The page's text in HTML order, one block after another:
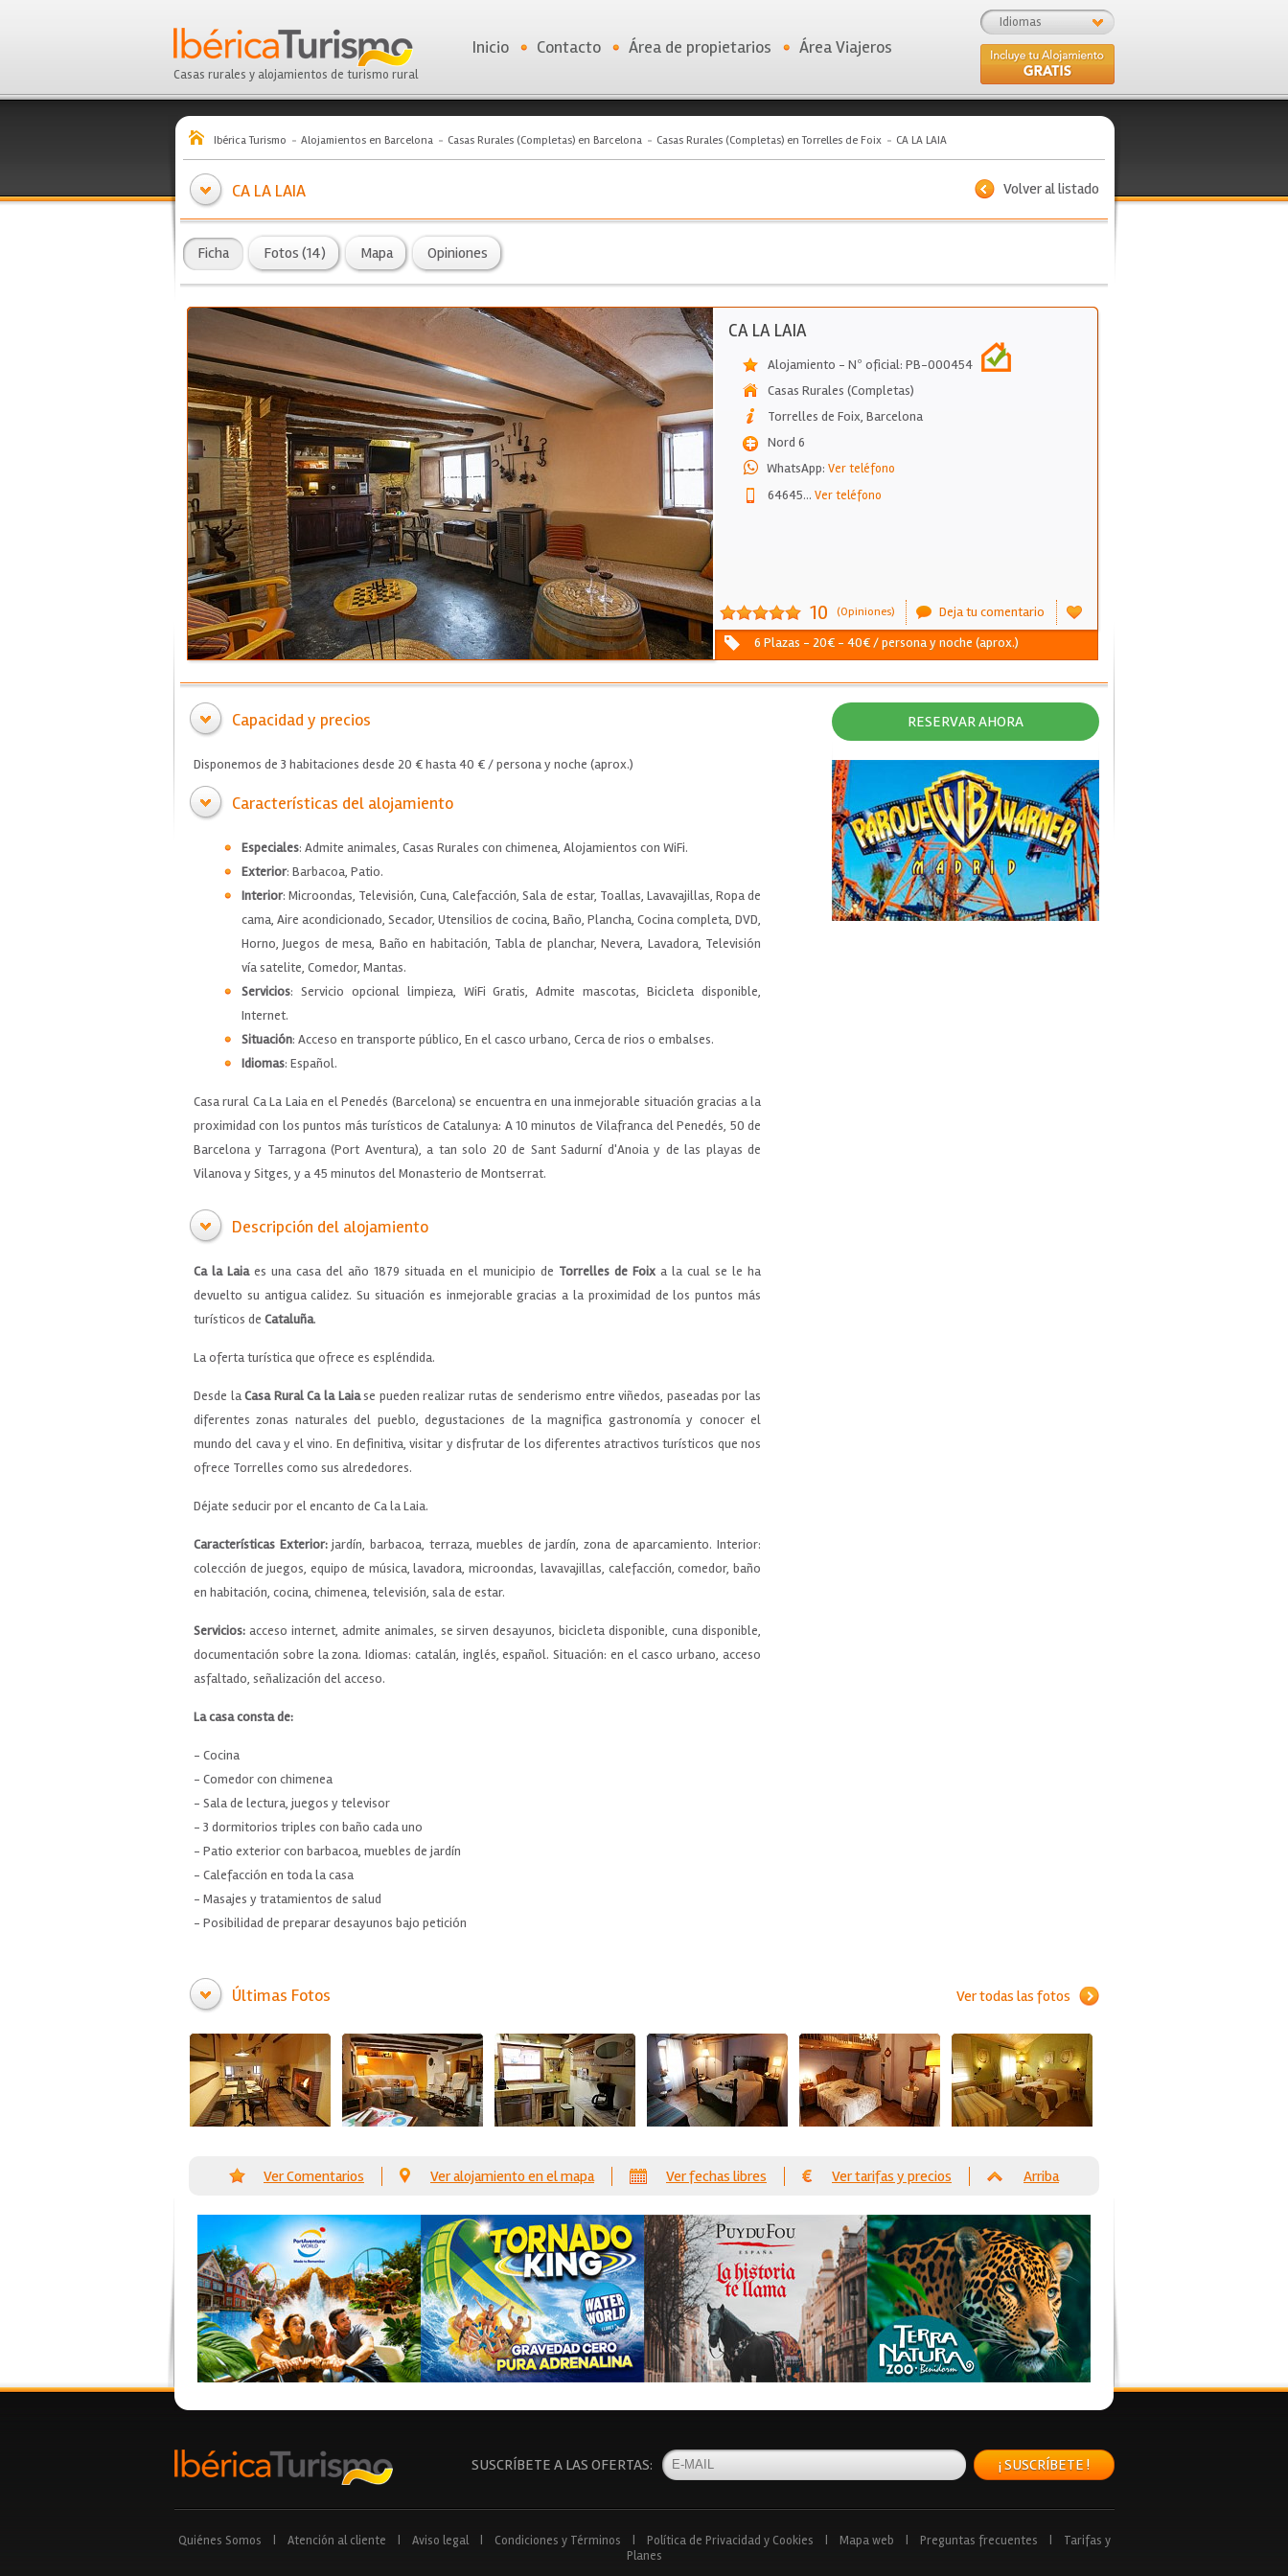
Casas rurales y alojamientos de turismo rural
Idiomas
Inicio Contacto Área de propietarios Área Viajeros
Ibérica Turismo Alojamientos en Barcelona Casas Rurales (Completas) en Barcelona Casas Rurales (Completas) en Torrelles de Foix CA LA LAIA
Volver al listado
CA LA LAIA
Ficha Fotos (14) Mapa Opiniones
CA LA LAIA
Alojamiento - Nº oficial: PB-000454
Casas Rurales (Completas)
Torrelles de Foix, Barcelona
Nord 6
WhatsApp: Ver teléfono
64645... Ver teléfono
10 (Opiniones)
Deja tu comentario
6 Plazas - 20€ - 40€ / persona y noche (aprox.)
Capacidad y precios
Disponemos de 3 habitaciones desde 20 € hasta 40 € / persona y noche (aprox.)
Características del alojamiento
Especiales: Admite animales, Casas Rurales con chimenea, Alojamientos con WiFi.
Exterior: Barbacoa, Patio.
Interior: Microondas, Televisión, Cuna, Calefacción, Sala de estar, Toallas, Lavavajillas, Ropa de
cama, Aire acondicionado, Secador, Utensilios de cocina, Baño, Plancha, Cocina completa, DVD,
Horno, Juegos de mesa, Baño en habitación, Tabla de planchar, Nevera, Lavadora, Televisión
vía satelite, Comedor, Mantas.
Servicios: Servicio opcional limpieza, WiFi Gratis, Admite mascotas, Bicicleta disponible,
Internet.
Situación: Acceso en transporte público, En el casco urbano, Cerca de rios o embalses.
Idiomas: Español.
Casa rural Ca La Laia en el Penedés (Barcelona) se encuentra en una inmejorable situación gracias a la
proximidad con los puntos más turísticos de Catalunya: A 10 minutos de Vilafranca del Penedés, 50 de
Barcelona y Tarragona (Port Aventura), a tan solo 20 de Sant Sadurní d'Anoia y de las playas de
Vilanova y Sitges, y a 45 minutos del Monasterio de Montserrat.
Descripción del alojamiento
Ca la Laiaes una casa del año 1879 situada en el municipio de Torrelles de Foix a la cual se le ha
devuelto su antigua calidez. Su situación es inmejorable gracias a la proximidad de los puntos más
turísticos de Cataluña.
La oferta turística que ofrece es espléndida.
Desde laCasa Rural Ca la Laiase pueden realizar rutas de senderismo entre viñedos, paseadas por las
diferentes zonas naturales del pueblo, degustaciones de la magnifica gastronomía y conocer el
mundo del cava y el vino. En definitiva, visitar y disfrutar de los diferentes atractivos turísticos que nos
ofrece Torrelles como sus alrededores.
Déjate seducir por el encanto de Ca la Laia.
Características Exterior:jardín, barbacoa, terraza, muebles de jardín, zona de aparcamiento. Interior:
colección de juegos, equipo de música, lavadora, microondas, lavavajillas, calefacción, comedor, baño
en habitación, cocina, chimenea, televisión, sala de estar.
Servicios: acceso internet, admite animales, se sirven desayunos, bicicleta disponible, cuna disponible,
documentación sobre la zona. Idiomas: catalán, inglés, español. Situación: en el casco urbano, acceso
asfaltado, señalización del acceso.
La casa consta de:
- Cocina
- Comedor con chimenea
- Sala de lectura, juegos y televisor
- 3 dormitorios triples con baño cada uno
- Patio exterior con barbacoa, muebles de jardín
- Calefacción en toda la casa
- Masajes y tratamientos de salud
- Posibilidad de preparar desayunos bajo petición
RESERVAR AHORA
Ver todas las fotos
Últimas Fotos
Ver Comentarios Ver alojamiento en el mapa Ver fechas libres Ver tarifas y precios Arriba
SUSCRÍBETE A LAS OFERTAS: ¡ SUSCRÍBETE !
Quiénes Somos Atención al cliente Aviso legal Condiciones y Términos Política de Privacidad y Cookies Mapa web Preguntas frecuentes
Tarifas y
Planes